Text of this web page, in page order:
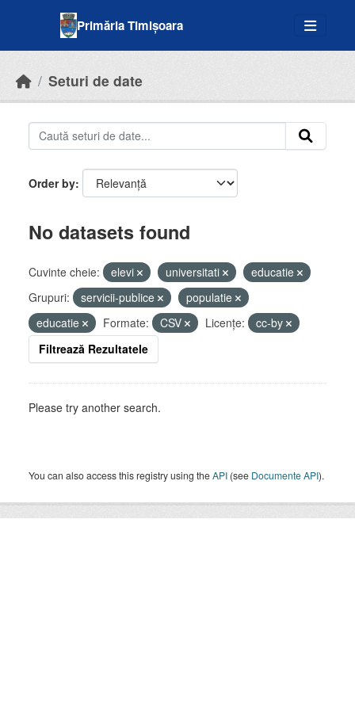
Primăria Timișoara
Seturi de date
Order by
No datasets found
Cuvinte cheie: elevi universitati
educatie
Grupuri:
servicii-publice
populatie
educatie
Formate: CSV Licenţe:
cc-by
Filtrează Rezultatele
Please try another search.
You can also access this registry using theAPI (see Documente API).